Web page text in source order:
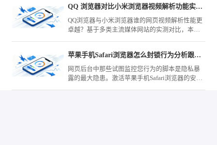
QQ 浏览器对比小米浏览器视频解析功能实测谁更好用
QQ浏览器与小米浏览器谁的网页视频解析性能更
卓越？基于多类主流媒体网站的实测对比，本文
苹果手机Safari浏览器怎么封锁行为分析跟踪脚本
网页后台中那些试图监控您行为的脚本是隐私暴
露的最大隐患。激活苹果手机Safari浏览器的安全